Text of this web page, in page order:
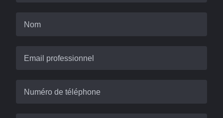
Nom
Email professionnel
Numéro de téléphone